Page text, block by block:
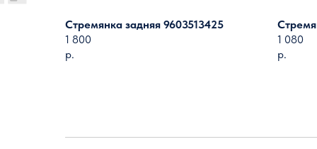
Стремянка задняя 9603513425
1 800
р.
1 080
р.